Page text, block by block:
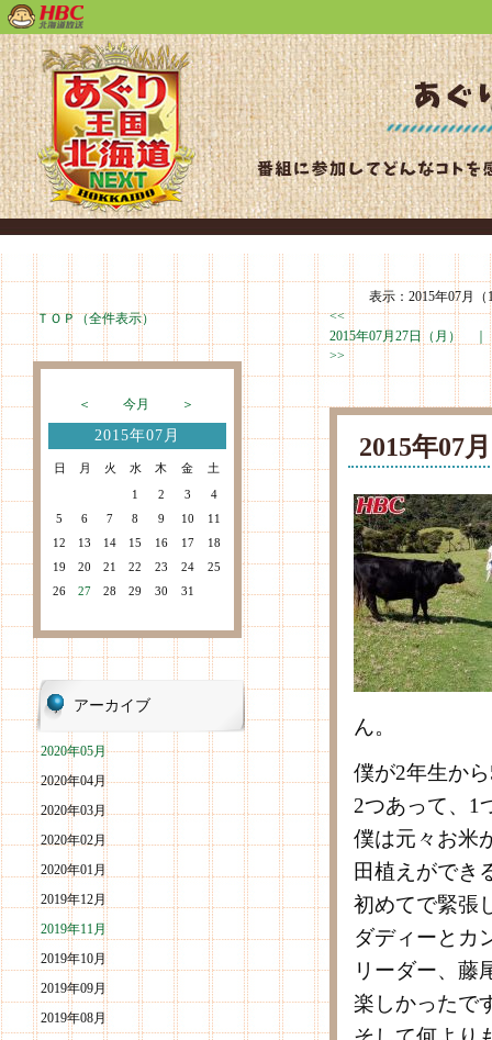
ＴＯＰ（全件表示）
＜ 今月 ＞
2015年07月
日 月 火 水 木 金
土
1
2 3
4
5
6 7 8 9 10
11
12
13 14 15 16 17
18
19
20 21 22 23 24
25
26
27 28 29 30 31
アーカイブ
2020年05月
2020年04月
2020年03月
2020年02月
2020年01月
2019年12月
2019年11月
2019年10月
2019年09月
2019年08月
表示：2015年07月（
<<
2015年07月27日（月）
>>
2015年
ん。
僕が2年生か
2つあって、1
僕は元々お米
田植えができ
初めてで緊張
ダディーとカ
リーダー、藤
楽しかったで